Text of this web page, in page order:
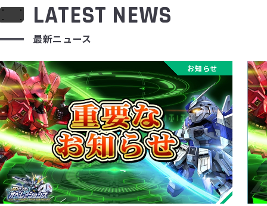
LATEST NEWS
最新ニュース
お知らせ